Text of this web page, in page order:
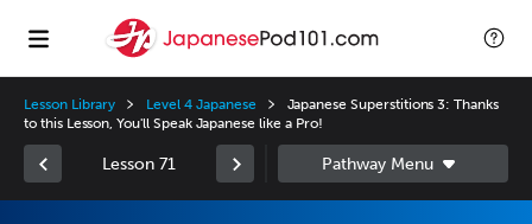
Lesson Library Level 4 Japanese
Japanese Superstitions 3: Thanks
to this Lesson, You'll Speak Japanese like a Pro!
Lesson 71